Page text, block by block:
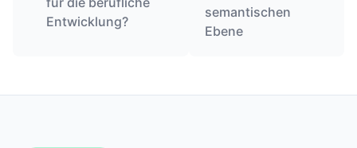
Entwicklung?
semantischen
Ebene